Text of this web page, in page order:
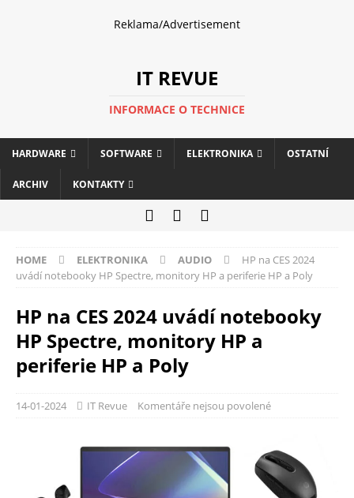
Reklama/Advertisement
IT REVUE
INFORMACE O TECHNICE
HARDWARE SOFTWARE ELEKTRONIKA OSTATNÍ
ARCHIV KONTAKTY
HOME ELEKTRONIKA AUDIO
HP na CES 2024
uvádí notebooky HP Spectre, monitory HP a periferie HP a Poly
HP na CES 2024 uvádí notebooky
HP Spectre, monitory HP a
periferie HP a Poly
14-01-2024 IT Revue Komentáře nejsou povolené